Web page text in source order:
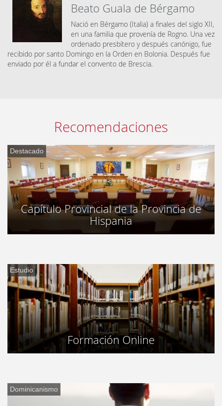
Beato Guala de Bérgamo
Nació en Bérgamo (Italia) a finales del siglo XII,
en una familia que provenía de Rogno. Una vez
ordenado presbítero y después canónigo, fue
recibido por santo Domingo en la Orden en Bolonia. Después fue
enviado por él a fundar el convento de Brescia.
Recomendaciones
Destacado
Capítulo Provincial de la Provincia de
Hispania
Estudio
Formación Online
Dominicanismo